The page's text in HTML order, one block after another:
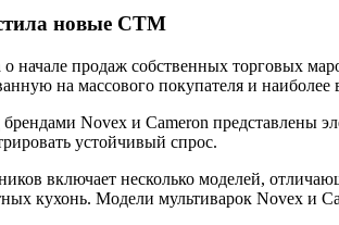
новые СТМ
начале продаж собственных торговых
на массового покупателя и наиболее
Novex и Cameron представлены
устойчивый спрос.
включает несколько моделей,
кухонь. Модели мультиварок Novex и